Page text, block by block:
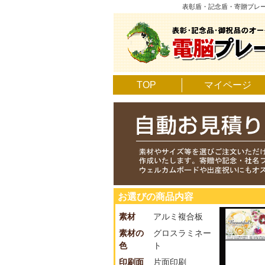
表彰盾・記念盾・寄贈プレ
TOP マイページ
お選びの商品内容
素材
アルミ複合板
素材の
色
グロスラミネー
ト
印刷面
片面印刷